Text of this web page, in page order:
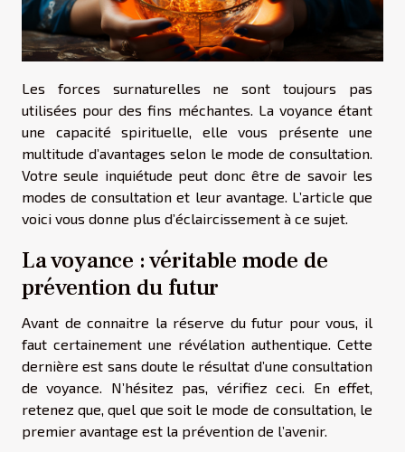
Les forces surnaturelles ne sont toujours pas
utilisées pour des fins méchantes. La voyance étant
une capacité spirituelle, elle vous présente une
multitude d’avantages selon le mode de consultation.
Votre seule inquiétude peut donc être de savoir les
modes de consultation et leur avantage. L’article que
voici vous donne plus d’éclaircissement à ce sujet.
La voyance : véritable mode de
prévention du futur
Avant de connaitre la réserve du futur pour vous, il
faut certainement une révélation authentique. Cette
dernière est sans doute le résultat d’une consultation
de voyance. N’hésitez pas, vérifiez ceci . En effet,
retenez que, quel que soit le mode de consultation, le
premier avantage est la prévention de l’avenir.